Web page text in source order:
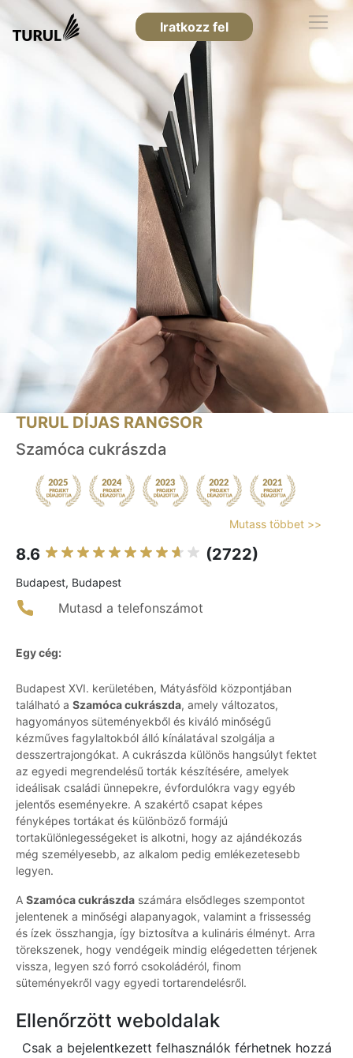
Iratkozz fel
TURUL DÍJAS RANGSOR
Szamóca cukrászda
Mutass többet >>
8.6 (2722)
Budapest, Budapest
Mutasd a telefonszámot
Egy cég:
Budapest XVI. kerületében, Mátyásföld központjában
található a Szamóca cukrászda, amely változatos,
hagyományos süteményekből és kiváló minőségű
kézműves fagylaltokból álló kínálatával szolgálja a
desszertrajongókat. A cukrászda különös hangsúlyt fektet
az egyedi megrendelésű torták készítésére, amelyek
ideálisak családi ünnepekre, évfordulókra vagy egyéb
jelentős eseményekre. A szakértő csapat képes
fényképes tortákat és különböző formájú
tortakülönlegességeket is alkotni, hogy az ajándékozás
még személyesebb, az alkalom pedig emlékezetesebb
legyen.
A Szamóca cukrászda számára elsődleges szempontot
jelentenek a minőségi alapanyagok, valamint a frissesség
és ízek összhangja, így biztosítva a kulináris élményt. Arra
törekszenek, hogy vendégeik mindig elégedetten térjenek
vissza, legyen szó forró csokoládéról, finom
süteményekről vagy egyedi tortarendelésről.
Ellenőrzött weboldalak
Csak a bejelentkezett felhasználók férhetnek hozzá